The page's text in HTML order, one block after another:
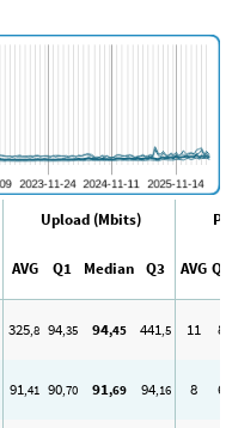
Upload (Mbits)
AVG Q1 Median Q3 AVG
325,8 94,35 94,45 441,5 11 8
91,41 90,70 91,69 94,16 8 6